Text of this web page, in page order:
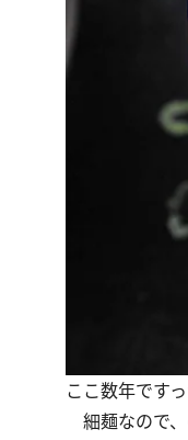
ここ数年です
細麺なので、